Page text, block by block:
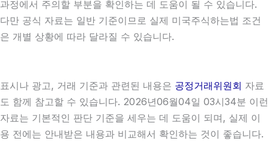
과정에서 주의할 부분을 확인하는 데 도움이 될 수 있습니다.
다만 공식 자료는 일반 기준이므로 실제 미국주식하는법 조건
은 개별 상황에 따라 달라질 수 있습니다.
표시나 광고, 거래 기준과 관련된 내용은 공정거래위원회 자료
도 함께 참고할 수 있습니다. 2026년06월04일 03시34분 이런
자료는 기본적인 판단 기준을 세우는 데 도움이 되며, 실제 이
용 전에는 안내받은 내용과 비교해서 확인하는 것이 좋습니다.